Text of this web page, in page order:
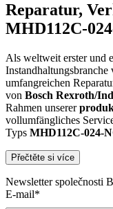
Reparatur,
MHD112C-
Als weltweit erster und
umfangreichen
von Bosch Rexroth/
Rahmen unserer
vollumfängliches
Typs MHD112C-024-
Dies unterscheidet unsere
konventionellen
Přečtěte si více
Newsletter společnosti
E-mail*